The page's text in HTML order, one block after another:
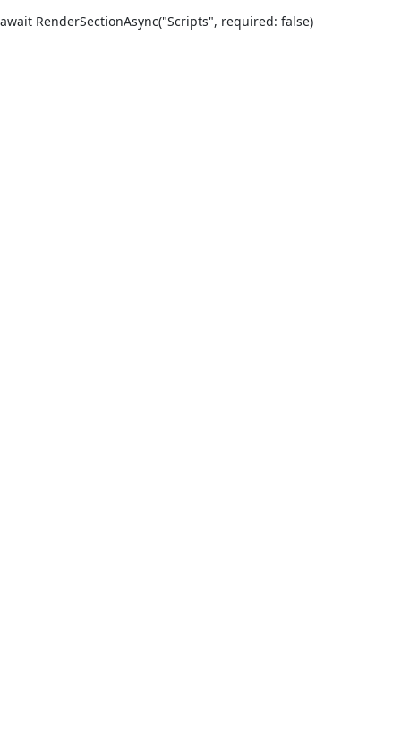
await RenderSectionAsync("Scripts", required: false)